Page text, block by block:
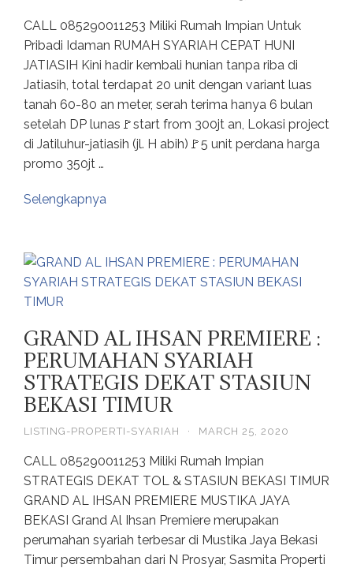
CALL 085290011253 Miliki Rumah Impian Untuk
Pribadi Idaman RUMAH SYARIAH CEPAT HUNI
JATIASIH Kini hadir kembali hunian tanpa riba di
Jatiasih, total terdapat 20 unit dengan variant luas
tanah 60-80 an meter, serah terima hanya 6 bulan
setelah DP lunas🚩start from 300jt an, Lokasi project
di Jatiluhur-jatiasih (jl. H abih)🚩5 unit perdana harga
promo 350jt …
Selengkapnya
GRAND AL IHSAN PREMIERE :
PERUMAHAN SYARIAH
STRATEGIS DEKAT STASIUN
BEKASI TIMUR
LISTING-PROPERTI-SYARIAH · MARCH 25, 2020
CALL 085290011253 Miliki Rumah Impian
STRATEGIS DEKAT TOL & STASIUN BEKASI TIMUR
GRAND AL IHSAN PREMIERE MUSTIKA JAYA
BEKASI Grand Al Ihsan Premiere merupakan
perumahan syariah terbesar di Mustika Jaya Bekasi
Timur persembahan dari N Prosyar, Sasmita Properti